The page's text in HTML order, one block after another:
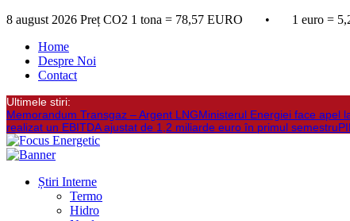
8 august 2026 Preț CO2 1 tona = 78,57 EURO • 1 euro =
Home
Despre Noi
Contact
Ultimele stiri:
Memorandum Transgaz – Argent LNGMinisterul Energiei face apel
realizat un EBITDA ajustat de 1,2 miliarde euro în primul semestru
Știri Interne
Termo
Hidro